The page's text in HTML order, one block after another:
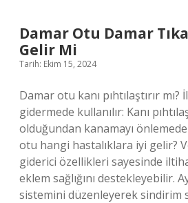
Damar Otu Damar
Gelir Mi
Tarih: Ekim 15, 2024
Damar otu kanı pıhtılaştırır
gidermede kullanılır: Kanı
olduğundan kanamayı
otu hangi hastalıklara iyi gelir?
giderici özellikleri sayesinde
eklem sağlığını destekleyebilir.
sistemini düzenleyerek sindirim